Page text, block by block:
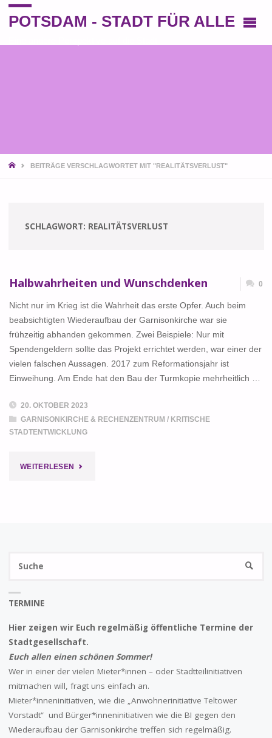
POTSDAM - STADT FÜR ALLE
STARTBEITRÄGE VERSCHLAGWORTET MIT "REALITÄTSVERLUST"
SCHLAGWORT: REALITÄTSVERLUST
Halbwahrheiten und Wunschdenken 0
Nicht nur im Krieg ist die Wahrheit das erste Opfer. Auch beim
beabsichtigten Wiederaufbau der Garnisonkirche war sie
frühzeitig abhanden gekommen. Zwei Beispiele: Nur mit
Spendengeldern sollte das Projekt errichtet werden, war einer der
vielen falschen Aussagen. 2017 zum Reformationsjahr ist
Einweihung. Am Ende hat den Bau der Turmkopie mehrheitlich …
20. OKTOBER 2023
GARNISONKIRCHE & RECHENZENTRUM / KRITISCHE
STADTENTWICKLUNG
WEITERLESEN HALBWAHRHEITEN
SUCHE
TERMINE
Hier zeigen wir Euch regelmäßig öffentliche Termine der
Stadtgesellschaft.
Euch allen einen schönen Sommer!
Wer in einer der vielen Mieter*innen – oder Stadtteilinitiativen
mitmachen will, fragt uns einfach an.
Mieter*inneninitiativen, wie die „Anwohnerinitiative Teltower
Vorstadt“ und Bürger*inneninitiativen wie die BI gegen den
Wiederaufbau der Garnisonkirche treffen sich regelmäßig.